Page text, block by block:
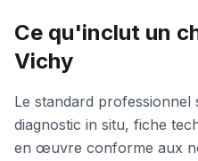
Ce qu'inclut un
Vichy
Le standard
diagnostic in situ, fiche
en œuvre conforme aux